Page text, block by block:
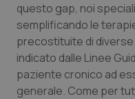
Provincia
Puglia
Sardegna
Ipertensione &
Malattie rare
Malattia di
questo gap, noi
semplificando le
precostituite di
indicato dalle Linee
paziente cronico ad
generale. Come per